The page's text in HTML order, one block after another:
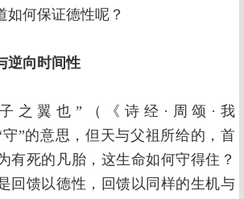
如何保证德性呢？
逆向时间性
之翼也”（《诗经·周颂·我
守”的意思，但天与父祖所给的，首
有死的凡胎，这生命如何守得住？
回馈以德性，回馈以同样的生机与